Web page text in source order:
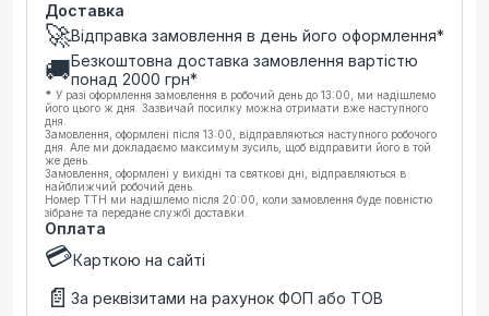
Доставка
🚀Відправка замовлення в день його оформлення*
🚚Безкоштовна доставка замовлення вартістю
понад 2000 грн*
* У разі оформлення замовлення в робочий день до 13:00, ми надішлемо
його цього ж дня. Зазвичай посилку можна отримати вже наступного
дня.
Замовлення, оформлені після 13:00, відправляються наступного робочого
дня. Але ми докладаємо максимум зусиль, щоб відправити його в той
же день.
Замовлення, оформлені у вихідні та святкові дні, відправляються в
найближчий робочий день.
Номер ТТН ми надішлемо після 20:00, коли замовлення буде повністю
зібране та передане службі доставки.
Оплата
💳Карткою на сайті
📄 За реквізитами на рахунок ФОП або ТОВ